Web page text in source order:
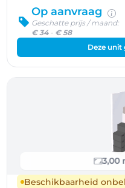
Op aanvraag
Geschatte prijs / maand:
€ 34- € 58
Deze unit
3,00
Beschikbaarheid